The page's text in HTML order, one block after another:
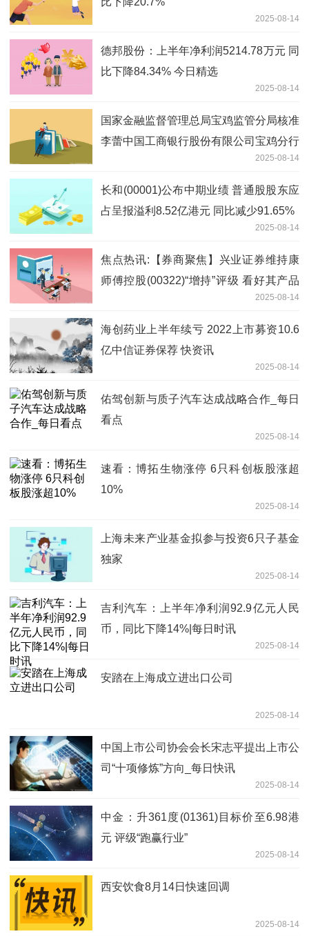
2025-08-14
德邦股份：上半年净利润5214.78万元 同
比下降84.34% 今日精选
2025-08-14
国家金融监督管理总局宝鸡监管分局核准
李蕾中国工商银行股份有限公司宝鸡分行
2025-08-14
长和(00001)公布中期业绩 普通股股东应
占呈报溢利8.52亿港元 同比减少91.65%
2025-08-14
焦点热讯:【券商聚焦】兴业证券维持康
师傅控股(00322)“增持”评级 看好其产品
2025-08-14
海创药业上半年续亏 2022上市募资10.6
亿中信证券保荐 快资讯
2025-08-14
佑驾创新与质子汽车达成战略合作_每日
看点
2025-08-14
速看：博拓生物涨停 6只科创板股涨超
10%
2025-08-14
上海未来产业基金拟参与投资6只子基金
独家
2025-08-14
吉利汽车：上半年净利润92.9亿元人民
币，同比下降14%|每日时讯
2025-08-14
安踏在上海成立进出口公司
2025-08-14
中国上市公司协会会长宋志平提出上市公
司“十项修炼”方向_每日快讯
2025-08-14
中金：升361度(01361)目标价至6.98港
元 评级“跑赢行业”
2025-08-14
西安饮食8月14日快速回调
2025-08-14